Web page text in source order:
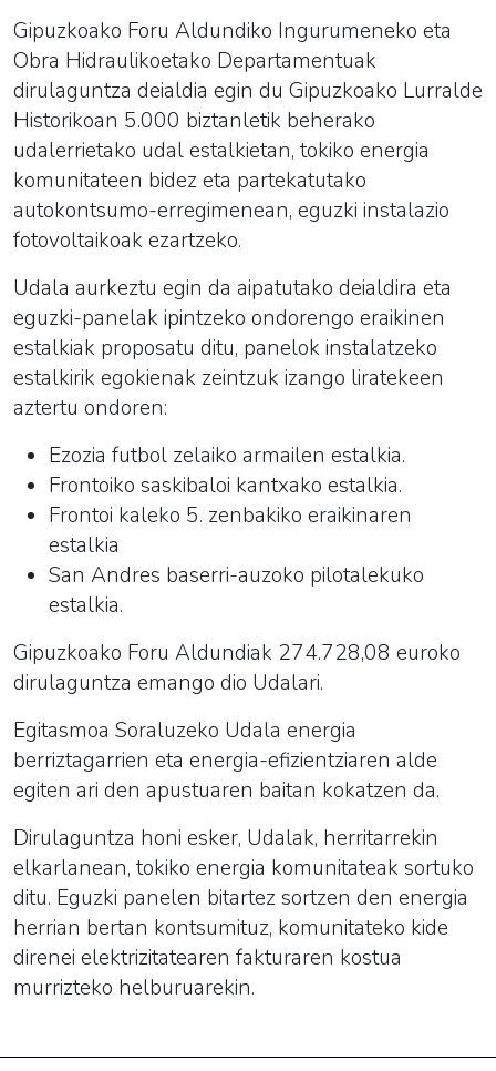
Gipuzkoako Foru Aldundiko Ingurumeneko eta
Obra Hidraulikoetako Departamentuak
dirulaguntza deialdia egin du Gipuzkoako Lurralde
Historikoan 5.000 biztanletik beherako
udalerrietako udal estalkietan, tokiko energia
komunitateen bidez eta partekatutako
autokontsumo-erregimenean, eguzki instalazio
fotovoltaikoak ezartzeko.
Udala aurkeztu egin da aipatutako deialdira eta
eguzki-panelak ipintzeko ondorengo eraikinen
estalkiak proposatu ditu, panelok instalatzeko
estalkirik egokienak zeintzuk izango liratekeen
aztertu ondoren:
Ezozia futbol zelaiko armailen estalkia.
Frontoiko saskibaloi kantxako estalkia.
Frontoi kaleko 5. zenbakiko eraikinaren
estalkia
San Andres baserri-auzoko pilotalekuko
estalkia.
Gipuzkoako Foru Aldundiak 274.728,08 euroko
dirulaguntza emango dio Udalari.
Egitasmoa Soraluzeko Udala energia
berriztagarrien eta energia-efizientziaren alde
egiten ari den apustuaren baitan kokatzen da.
Dirulaguntza honi esker, Udalak, herritarrekin
elkarlanean, tokiko energia komunitateak sortuko
ditu. Eguzki panelen bitartez sortzen den energia
herrian bertan kontsumituz, komunitateko kide
direnei elektrizitatearen fakturaren kostua
murrizteko helburuarekin.